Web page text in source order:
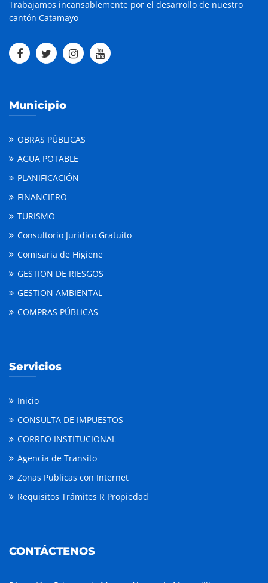
Trabajamos incansablemente por el desarrollo de nuestro
cantón Catamayo
Municipio
OBRAS PÚBLICAS
AGUA POTABLE
PLANIFICACIÓN
FINANCIERO
TURISMO
Consultorio Jurídico Gratuito
Comisaria de Higiene
GESTION DE RIESGOS
GESTION AMBIENTAL
COMPRAS PÚBLICAS
Servicios
Inicio
CONSULTA DE IMPUESTOS
CORREO INSTITUCIONAL
Agencia de Transito
Zonas Publicas con Internet
Requisitos Trámites R Propiedad
CONTÁCTENOS